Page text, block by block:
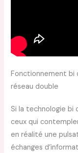
Fonctionnement bi
réseau double
Si la technologie
ceux qui
en réalité une
échanges